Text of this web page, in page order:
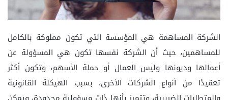
الشركة المساهمة هي المؤسسة التي تكون مملوكة بالكامل
للمساهمين، حيث أن الشركة نفسها تكون هي المسؤولة عن
أعمالها وديونها وليس العمال أو حملة الأسهم، وتكون أكثر
تعقيدًا من أنواع الشركات الأخرى، بسبب الهيكلة القانونية